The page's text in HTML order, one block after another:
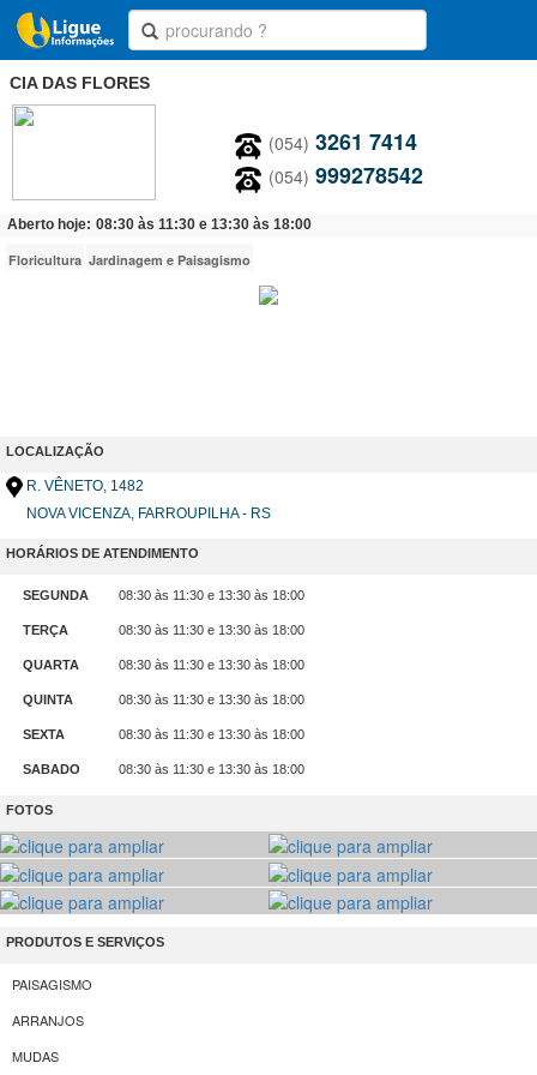
CIA DAS FLORES
(054) 3261 7414
(054) 999278542
Aberto hoje: 08:30 às 11:30 e 13:30 às 18:00
Floricultura Jardinagem e Paisagismo
LOCALIZAÇÃO
R. VÊNETO, 1482
NOVA VICENZA, FARROUPILHA - RS
HORÁRIOS DE ATENDIMENTO
SEGUNDA 08:30 às 11:30 e 13:30 às 18:00
TERÇA 08:30 às 11:30 e 13:30 às 18:00
QUARTA 08:30 às 11:30 e 13:30 às 18:00
QUINTA 08:30 às 11:30 e 13:30 às 18:00
SEXTA 08:30 às 11:30 e 13:30 às 18:00
SABADO 08:30 às 11:30 e 13:30 às 18:00
FOTOS
PRODUTOS E SERVIÇOS
PAISAGISMO
ARRANJOS
MUDAS